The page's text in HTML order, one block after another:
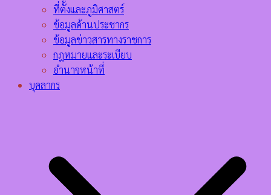
ที่ตั้งและภูมิศาสตร์
ข้อมูลด้านประชากร
ข้อมูลข่าวสารทางราชการ
กฎหมายและระเบียบ
อำนาจหน้าที่
บุคลากร